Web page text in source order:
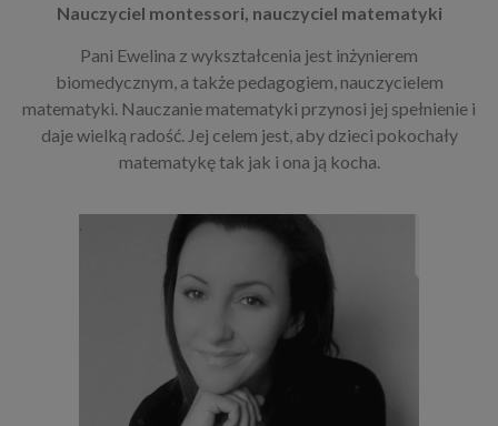
Nauczyciel montessori, nauczyciel matematyki
Pani Ewelina z wykształcenia jest inżynierem
biomedycznym, a także pedagogiem, nauczycielem
matematyki. Nauczanie matematyki przynosi jej spełnienie i
daje wielką radość. Jej celem jest, aby dzieci pokochały
matematykę tak jak i ona ją kocha.